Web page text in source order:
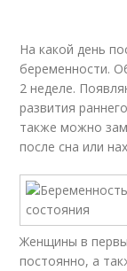
На какой день
беременности.
2 неделе.
развития
также можно
после сна или
Женщины в
постоянно, а